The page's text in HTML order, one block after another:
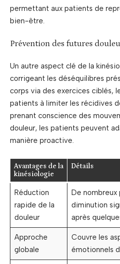
permettant aux patients de
bien-être.
Prévention des futures
Un autre aspect clé de la
corrigeant les déséquilibres
corps via des exercices ciblés,
patients à limiter les récidives
prenant conscience des
douleur, les patients peuvent
manière proactive.
Avantages de la
kinésiologie
Détails
Réduction
rapide de la
douleur
De
diminution
après
Approche
globale
Couvre les
émotionnels